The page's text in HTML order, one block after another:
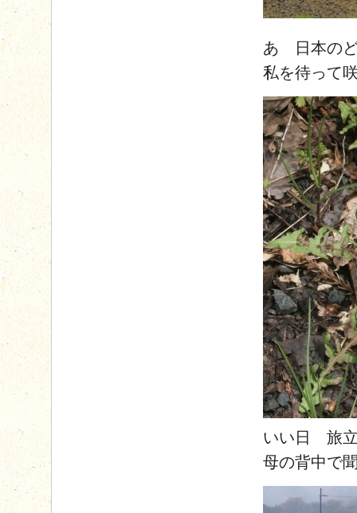
あゝ日本の
私を待って
いい日 旅
母の背中で